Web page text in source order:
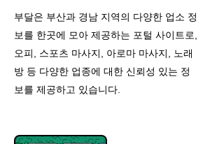
부달은 부산과 경남 지역의 다양한 업소 정
보를 한곳에 모아 제공하는 포털 사이트로,
오피, 스포츠 마사지, 아로마 마사지, 노래
방 등 다양한 업종에 대한 신뢰성 있는 정
보를 제공하고 있습니다.